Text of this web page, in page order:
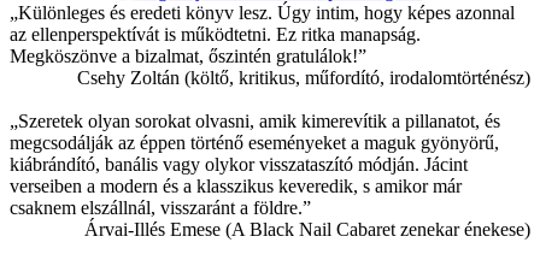
„Különleges és eredeti könyv lesz. Úgy intim, hogy képes azonnal
az ellenperspektívát is működtetni. Ez ritka manapság.
Megköszönve a bizalmat, őszintén gratulálok!”
Csehy Zoltán (költő, kritikus, műfordító, irodalomtörténész)
„Szeretek olyan sorokat olvasni, amik kimerevítik a pillanatot, és
megcsodálják az éppen történő eseményeket a maguk gyönyörű,
kiábrándító, banális vagy olykor visszataszító módján. Jácint
verseiben a modern és a klasszikus keveredik, s amikor már
csaknem elszállnál, visszaránt a földre.”
Árvai-Illés Emese (A Black Nail Cabaret zenekar énekese)